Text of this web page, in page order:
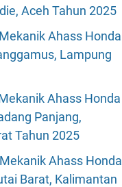
Aceh Tahun 2025
Ahass Honda
Lampung
Ahass Honda
Panjang,
Tahun 2025
Ahass Honda
Barat, Kalimantan